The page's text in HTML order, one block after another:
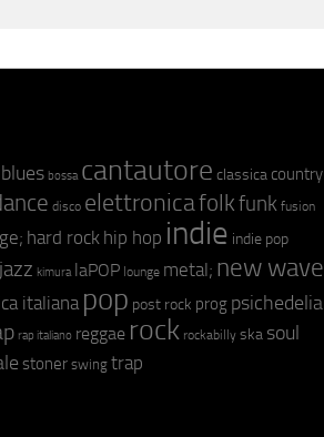
blues bossa cantautore classica country
disco elettronicafolkfunk fusion
hard rock hip hop indie indie pop
jazz kimura laPOP lounge metal; new wave
italiana pop post rock prog psichedelia
rap italiano reggae rock rockabilly ska soul
stoner swing trap